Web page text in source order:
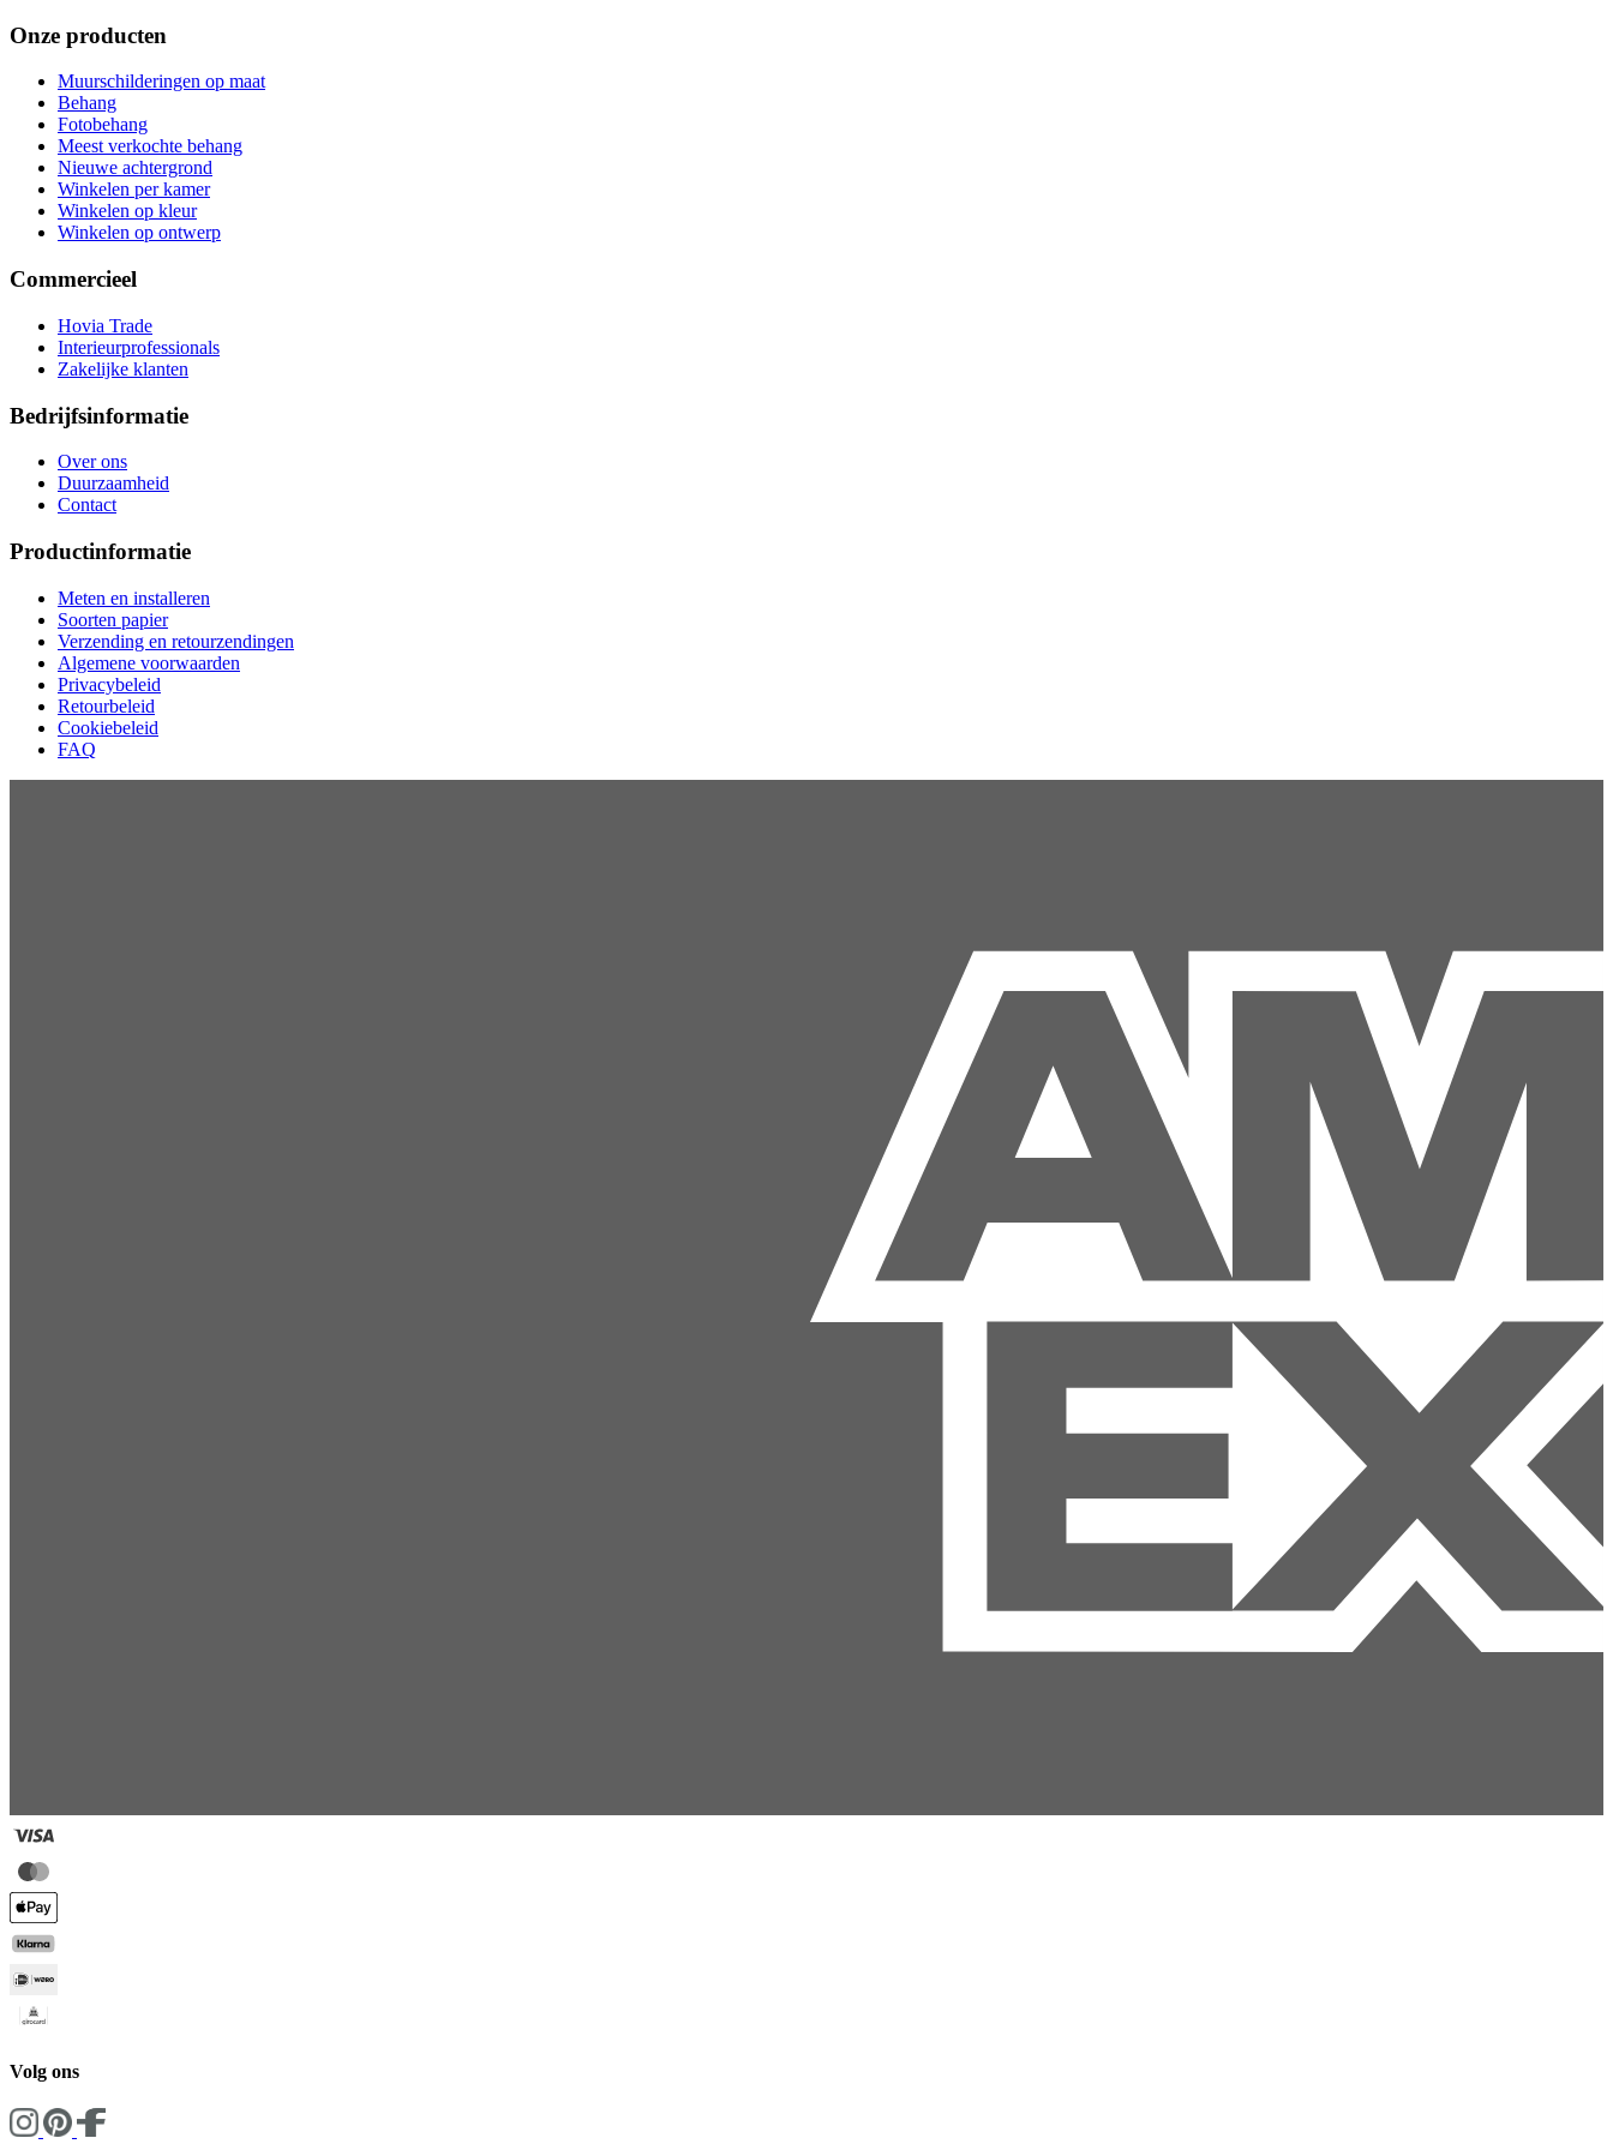
Onze producten
Muurschilderingen op maat
Behang
Fotobehang
Meest verkochte behang
Nieuwe achtergrond
Winkelen per kamer
Winkelen op kleur
Winkelen op ontwerp
Commercieel
Hovia Trade
Interieurprofessionals
Zakelijke klanten
Bedrijfsinformatie
Over ons
Duurzaamheid
Contact
Productinformatie
Meten en installeren
Soorten papier
Verzending en retourzendingen
Algemene voorwaarden
Privacybeleid
Retourbeleid
Cookiebeleid
FAQ
Volg ons